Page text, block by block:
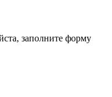
заполните форму